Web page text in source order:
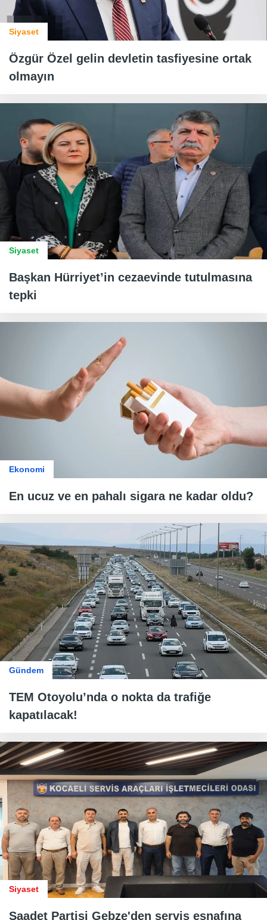
Siyaset
Özgür Özel gelin devletin tasfiyesine ortak
olmayın
Siyaset
Başkan Hürriyet’in cezaevinde tutulmasına
tepki
Ekonomi
En ucuz ve en pahalı sigara ne kadar oldu?
Gündem
TEM Otoyolu’nda o nokta da trafiğe
kapatılacak!
Siyaset
Saadet Partisi Gebze'den servis esnafına